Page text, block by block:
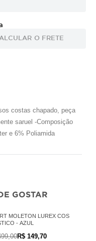
O FRETE
costas chapado, peça
saruel -Composição
e 6% Poliamida
GOSTAR
MOLETON LUREX COS
- AZUL
R$ 149,70